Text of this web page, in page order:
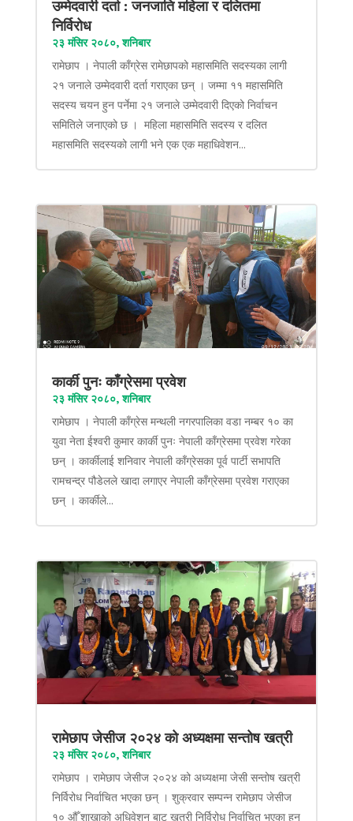
उम्मेदवारी दर्ता : जनजाति महिला र दलितमा
निर्विरोध
२३ मंसिर २०८०, शनिबार
रामेछाप । नेपाली काँग्रेस रामेछापको महासमिति सदस्यका लागी
२१ जनाले उम्मेदवारी दर्ता गराएका छन् । जम्मा ११ महासमिति
सदस्य चयन हुन पर्नेमा २१ जनाले उम्मेदवारी दिएको निर्वाचन
समितिले जनाएको छ । महिला महासमिति सदस्य र दलित
महासमिति सदस्यको लागी भने एक एक महाधिवेशन...
कार्की पुनः काँग्रेसमा प्रवेश
२३ मंसिर २०८०, शनिबार
रामेछाप । नेपाली काँग्रेस मन्थली नगरपालिका वडा नम्बर १० का
युवा नेता ईश्वरी कुमार कार्की पुनः नेपाली काँग्रेसमा प्रवेश गरेका
छन् । कार्कीलाई शनिवार नेपाली काँग्रेसका पूर्व पार्टी सभापति
रामचन्द्र पौडेलले खादा लगाएर नेपाली काँग्रेसमा प्रवेश गराएका
छन् । कार्कीले...
रामेछाप जेसीज २०२४ को अध्यक्षमा सन्तोष खत्री
२३ मंसिर २०८०, शनिबार
रामेछाप । रामेछाप जेसीज २०२४ को अध्यक्षमा जेसी सन्तोष खत्री
निर्विरोध निर्वाचित भएका छन् । शुक्रवार सम्पन्न रामेछाप जेसीज
१० औँ शाखाको अधिवेशन बाट खत्री निर्विरोध निर्वाचित भएका हुन्